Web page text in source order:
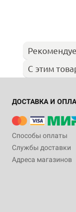
С этим
ДОСТАВКА И
Способы оплаты
Службы доставки
Адреса магазинов